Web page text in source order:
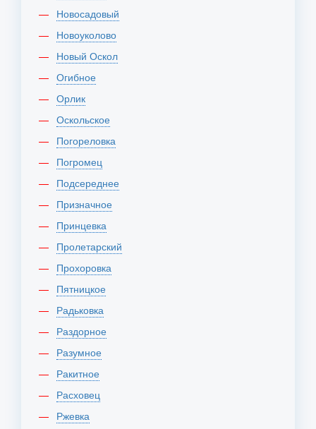
Новосадовый
Новоуколово
Новый Оскол
Огибное
Орлик
Оскольское
Погореловка
Погромец
Подсереднее
Призначное
Принцевка
Пролетарский
Прохоровка
Пятницкое
Радьковка
Раздорное
Разумное
Ракитное
Расховец
Ржевка